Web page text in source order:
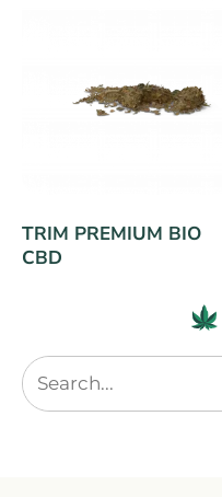
TRIM PREMIUM BIO
CBD